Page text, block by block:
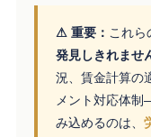
⚠ 重要： これら
発見しきれませ
況、賃金計算の
メント対応体
み込めるのは、